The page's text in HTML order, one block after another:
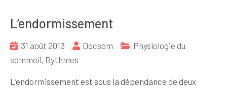
L’endormissement
31 août 2013 Docsom
Physiologie du
sommeil, Rythmes
L’endormissement est sous la dépendance de deux